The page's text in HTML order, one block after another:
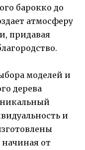
барокко до
атмосферу
придавая
моделей и
дерева
и
от